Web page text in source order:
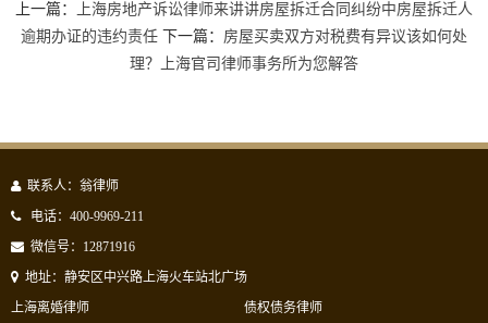
上一篇：
上海房地产诉讼律师来讲讲房屋拆迁合同纠纷中房屋拆迁人
逾期办证的违约责任下一篇： 房屋买卖双方对税费有异议该如何处
理？上海官司律师事务所为您解答
联系人：翁律师
电话：400-9969-211
微信号：12871916
地址：静安区中兴路上海火车站北广场
上海离婚律师
债权债务律师